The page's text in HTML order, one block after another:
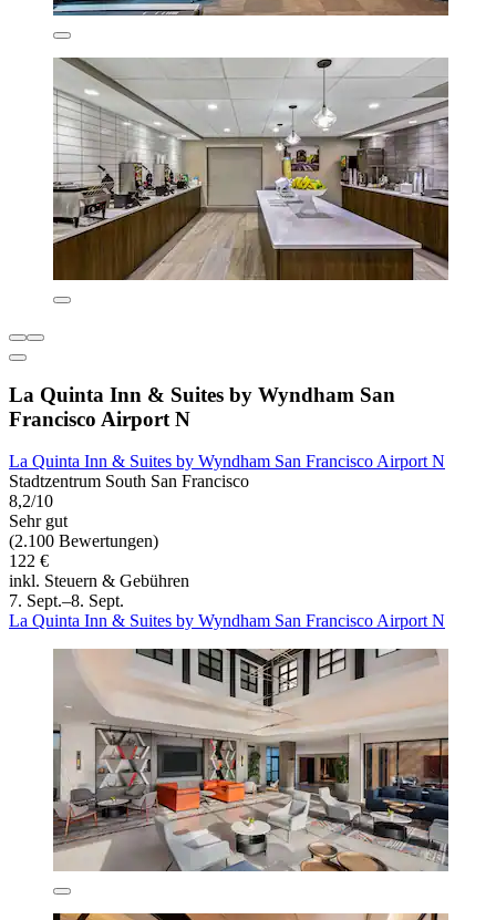
La Quinta Inn & Suites by Wyndham San
Francisco Airport N
La Quinta Inn & Suites by Wyndham San Francisco Airport N
Stadtzentrum South San Francisco
8,2/10
Sehr gut
(2.100 Bewertungen)
122 €
inkl. Steuern & Gebühren
7. Sept.–8. Sept.
La Quinta Inn & Suites by Wyndham San Francisco Airport N